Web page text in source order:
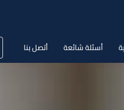
أسئلة شائعة أتصل بنا